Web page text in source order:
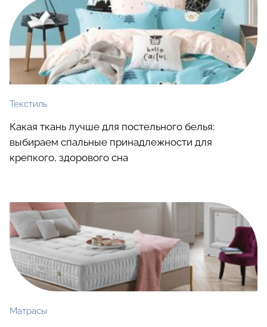
Текстиль
Какая ткань лучше для постельного белья:
выбираем спальные принадлежности для
крепкого, здорового сна
Матрасы